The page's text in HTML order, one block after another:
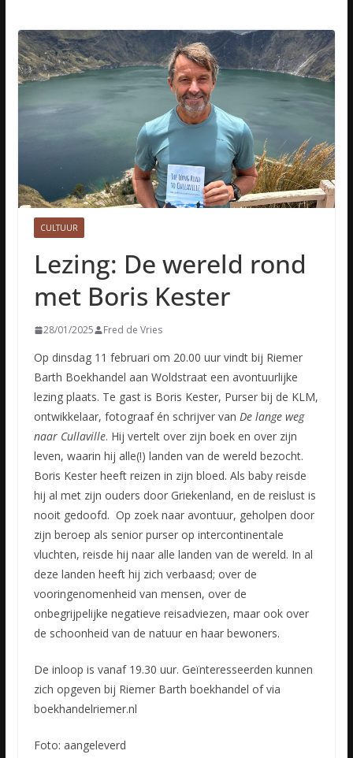
CULTUUR
Lezing: De wereld rond
met Boris Kester
28/01/2025 Fred de Vries
Op dinsdag 11 februari om 20.00 uur vindt bij Riemer
Barth Boekhandel aan Woldstraat een avontuurlijke
lezing plaats. Te gast is Boris Kester, Purser bij de KLM,
ontwikkelaar, fotograaf én schrijver van De lange weg
naar Cullaville. Hij vertelt over zijn boek en over zijn
leven, waarin hij alle(!) landen van de wereld bezocht.
Boris Kester heeft reizen in zijn bloed. Als baby reisde
hij al met zijn ouders door Griekenland, en de reislust is
nooit gedoofd. Op zoek naar avontuur, geholpen door
zijn beroep als senior purser op intercontinentale
vluchten, reisde hij naar alle landen van de wereld. In al
deze landen heeft hij zich verbaasd; over de
vooringenomenheid van mensen, over de
onbegrijpelijke negatieve reisadviezen, maar ook over
de schoonheid van de natuur en haar bewoners.
De inloop is vanaf 19.30 uur. Geïnteresseerden kunnen
zich opgeven bij Riemer Barth boekhandel of via
boekhandelriemer.nl
Foto: aangeleverd